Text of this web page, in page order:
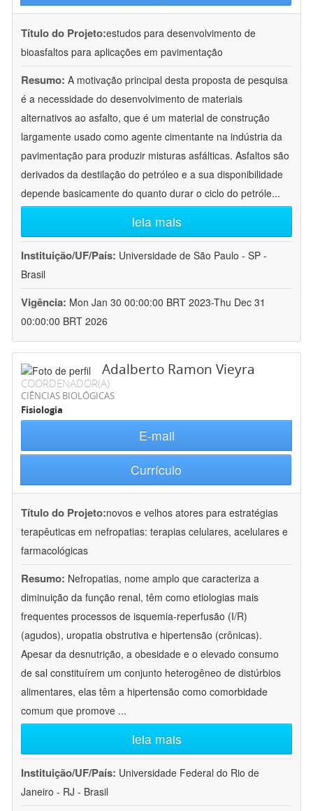
Título do Projeto:estudos para desenvolvimento de
bioasfaltos para aplicações em pavimentação
Resumo: A motivação principal desta proposta de pesquisa
é a necessidade do desenvolvimento de materiais
alternativos ao asfalto, que é um material de construção
largamente usado como agente cimentante na indústria da
pavimentação para produzir misturas asfálticas. Asfaltos são
derivados da destilação do petróleo e a sua disponibilidade
depende basicamente do quanto durar o ciclo do petróle...
leia mais
Instituição/UF/País: Universidade de São Paulo - SP -
Brasil
Vigência: Mon Jan 30 00:00:00 BRT 2023-Thu Dec 31
00:00:00 BRT 2026
Adalberto Ramon Vieyra
COORDENADOR(A)
CIÊNCIAS BIOLÓGICAS
Fisiologia
E-mail
Currículo
Título do Projeto:novos e velhos atores para estratégias
terapêuticas em nefropatias: terapias celulares, acelulares e
farmacológicas
Resumo: Nefropatias, nome amplo que caracteriza a
diminuição da função renal, têm como etiologias mais
frequentes processos de isquemia-reperfusão (I/R)
(agudos), uropatia obstrutiva e hipertensão (crônicas).
Apesar da desnutrição, a obesidade e o elevado consumo
de sal constituírem um conjunto heterogêneo de distúrbios
alimentares, elas têm a hipertensão como comorbidade
comum que promove ...
leia mais
Instituição/UF/País: Universidade Federal do Rio de
Janeiro - RJ - Brasil